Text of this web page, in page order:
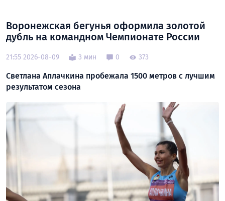
Воронежская бегунья оформила золотой
дубль на командном Чемпионате России
21:55 2026-08-09 3 мин 0 373
Светлана Аплачкина пробежала 1500 метров с лучшим
результатом сезона